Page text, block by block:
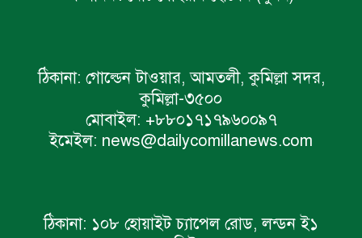
ঠিকানা: গোল্ডেন টাওয়ার, আমতলী, কুমিল্লা সদর,
কুমিল্লা-৩৫০০
মোবাইল: +৮৮০১৭১৭৯৬০০৯৭
ইমেইল: news@dailycomillanews.com
ঠিকানা: ১০৮ হোয়াইট চ্যাপেল রোড, লন্ডন ই১